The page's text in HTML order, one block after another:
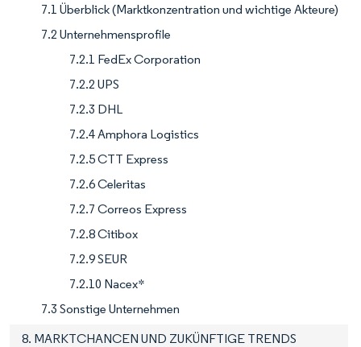
7.1 Überblick (Marktkonzentration und wichtige Akteure)
7.2 Unternehmensprofile
7.2.1 FedEx Corporation
7.2.2 UPS
7.2.3 DHL
7.2.4 Amphora Logistics
7.2.5 CTT Express
7.2.6 Celeritas
7.2.7 Correos Express
7.2.8 Citibox
7.2.9 SEUR
7.2.10 Nacex*
7.3 Sonstige Unternehmen
8. MARKTCHANCEN UND ZUKÜNFTIGE TRENDS